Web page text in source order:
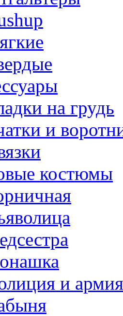
на грудь
и
костюмы
и армия